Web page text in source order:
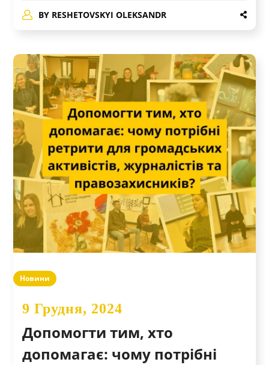
BY RESHETOVSKYI OLEKSANDR
Новини
9 Грудня, 2024
Допомогти тим, хто
допомагає: чому потрібні